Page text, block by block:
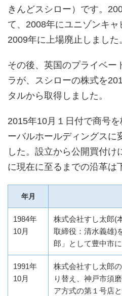
きんどスシロー）です。
て、2008年にユニゾンキ
2009年に上場廃止しました
その後、英国のプライベー
ラが、スシローの株式を
タルから取得しました。
2015年10月１日付で商号
ーバルホールディングスに
した。設立から公開買付け
に現在に至るまでの沿革は
年月
1984年
10月
株式会社すし太郎(
取締役：清水義雄)
郎」として豊中市
1991年
10月
株式会社すし太郎
り替え、神戸市須
ア方式の第１号店